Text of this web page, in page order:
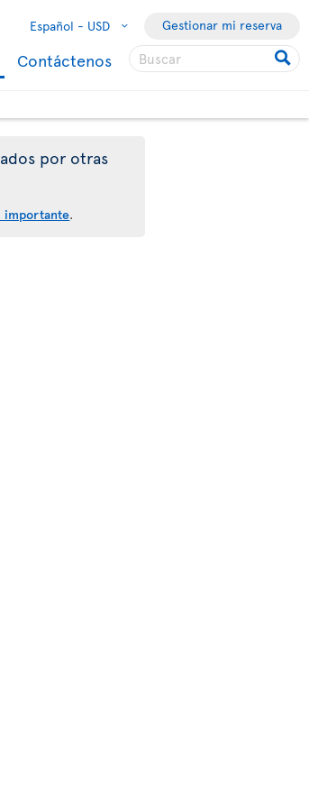
Español - USD Gestionar mi reserva
Contáctenos
por otras
importante.